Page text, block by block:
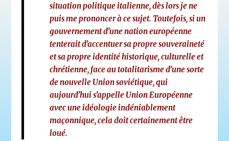
situation politique italienne, dès lors je ne
puis me prononcer à ce sujet. Toutefois, si un
gouvernement d’une nation européenne
tenterait d’accentuer sa propre souveraineté
et sa propre identité historique, culturelle et
chrétienne, face au totalitarisme d’une sorte
de nouvelle Union soviétique, qui
aujourd’hui s’appelle Union Européenne
avec une idéologie indéniablement
maçonnique, cela doit certainement être
loué.